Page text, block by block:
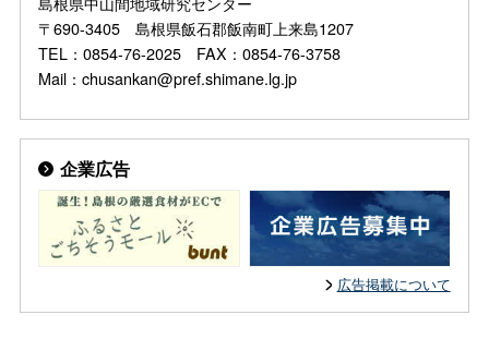
〒690-3405 島根県飯石郡飯南町上来島1207
TEL：0854-76-2025 FAX：0854-76-3758
Mail：chusankan@pref.shimane.lg.jp
企業広告
広告掲載について